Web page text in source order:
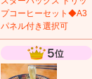
プコーヒーセット◆A3
パネル付き選択可